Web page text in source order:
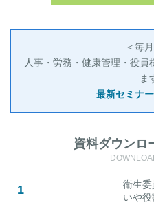
＜毎
人事・労務・健康管理・役員
ま
最新セミナ
資料ダウンロ
衛生
いや役